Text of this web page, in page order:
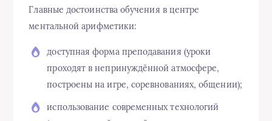
Главные достоинства обучения в центре
ментальной арифметики:
доступная форма преподавания (уроки
проходят в непринуждённой атмосфере,
построены на игре, соревнованиях, общении);
использование современных технологий